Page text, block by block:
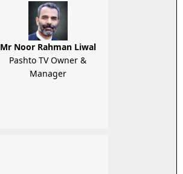
Mr Noor Rahman Liwal
Pashto TV Owner &
Manager